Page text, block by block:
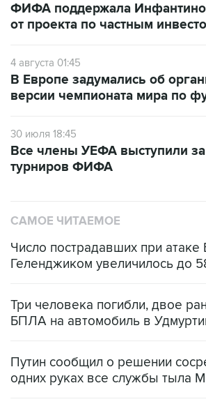
ФИФА поддержала Инфантино
от проекта по частным
4 августа 01:45
В Европе задумались об
версии чемпионата мира по
30 июля 18:45
Все члены УЕФА выступили за
турниров ФИФА
САМОЕ ЧИТАЕМОЕ
Число пострадавших при
Геленджиком увеличилось до
Три человека погибли, двое
БПЛА на автомобиль в
Путин сообщил о решении
одних руках все службы тыла